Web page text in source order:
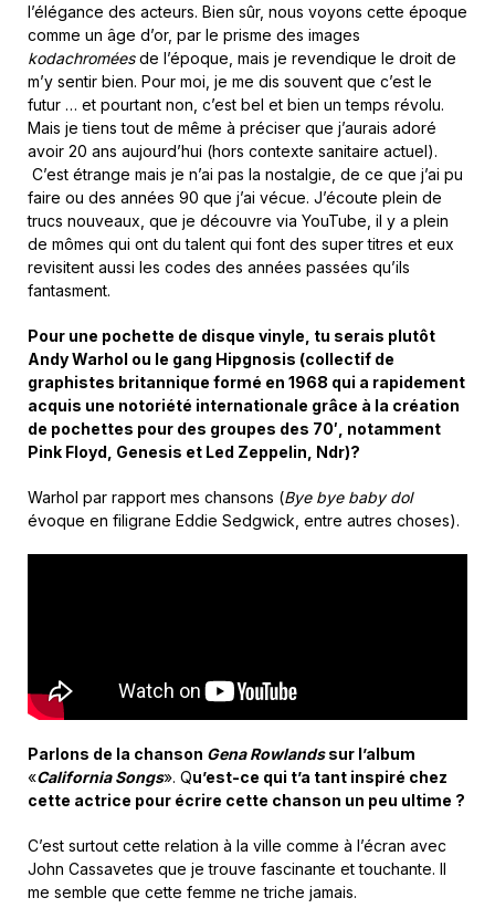
l’élégance des acteurs. Bien sûr, nous voyons cette époque
comme un âge d’or, par le prisme des images
kodachroméesde l’époque, mais je revendique le droit de
m’y sentir bien. Pour moi, je me dis souvent que c’est le
futur … et pourtant non, c’est bel et bien un temps révolu.
Mais je tiens tout de même à préciser que j’aurais adoré
avoir 20 ans aujourd’hui (hors contexte sanitaire actuel).
C’est étrange mais je n’ai pas la nostalgie, de ce que j’ai pu
faire ou des années 90 que j’ai vécue. J’écoute plein de
trucs nouveaux, que je découvre via YouTube, il y a plein
de mômes qui ont du talent qui font des super titres et eux
revisitent aussi les codes des années passées qu’ils
fantasment.
Pour une pochette de disque vinyle, tu serais plutôt
Andy Warhol ou le gang Hipgnosis (collectif de
graphistes britannique formé en 1968 qui a rapidement
acquis une notoriété internationale grâce à la création
de pochettes pour des groupes des 70′, notamment
Pink Floyd, Genesis et Led Zeppelin, Ndr)?
Warhol par rapport mes chansons (Bye bye baby dol
évoque en filigrane Eddie Sedgwick, entre autres choses).
Parlons de la chanson Gena Rowlandssur l’album
«California Songs». Qu’est-ce qui t’a tant inspiré chez
cette actrice pour écrire cette chanson un peu ultime ?
C’est surtout cette relation à la ville comme à l’écran avec
John Cassavetes que je trouve fascinante et touchante. Il
me semble que cette femme ne triche jamais.